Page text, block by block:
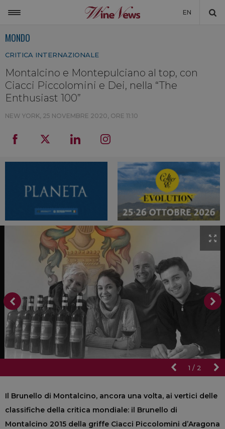
EN
NON SOLO VINO
LA CANTINA DI WINENEWS
DICONO DI NOI
MONDO
CRITICA INTERNAZIONALE
Montalcino e Montepulciano al top, con
Ciacci Piccolomini e Dei, nella “The
Enthusiast 100”
NEW YORK, 25 NOVEMBRE 2020, ORE 11:10
1 / 2
Il Brunello di Montalcino, ancora una volta, ai vertici delle
classifiche della critica mondiale: il Brunello di
Montalcino 2015 della griffe Ciacci Piccolomini d’Aragona